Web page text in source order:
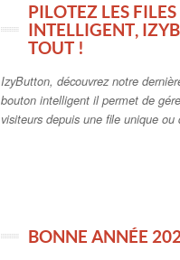
PILOTEZ LES
INTELLIGENT,
TOUT !
IzyButton, découvrez notre
bouton intelligent il permet de
visiteurs depuis une file unique ou
BONNE ANNÉE